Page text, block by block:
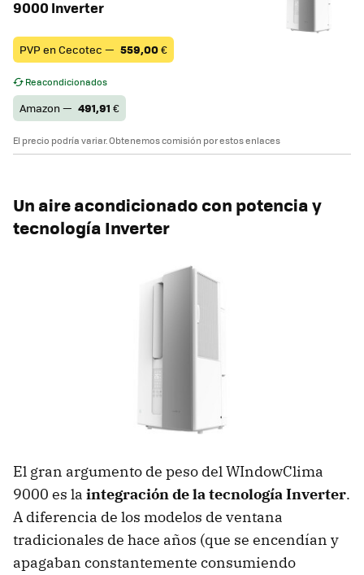
9000 Inverter
PVP en Cecotec — 559,00€
Reacondicionados
Amazon — 491,91 €
El precio podría variar. Obtenemos comisión por estos enlaces
Un aire acondicionado con potencia y
tecnología Inverter
El gran argumento de peso del WIndowClima
9000 es la integración de la tecnología Inverter.
A diferencia de los modelos de ventana
tradicionales de hace años (que se encendían y
apagaban constantemente consumiendo